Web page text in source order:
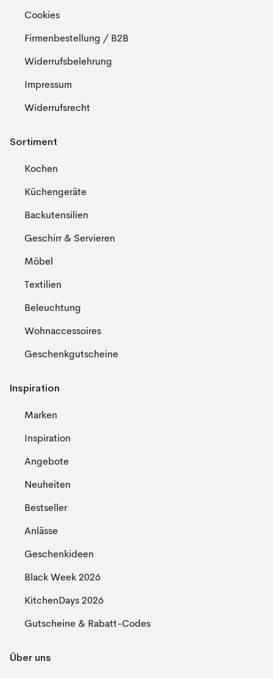
Cookies
Firmenbestellung / B2B
Widerrufsbelehrung
Impressum
Widerrufsrecht
Sortiment
Kochen
Küchengeräte
Backutensilien
Geschirr & Servieren
Möbel
Textilien
Beleuchtung
Wohnaccessoires
Geschenkgutscheine
Inspiration
Marken
Inspiration
Angebote
Neuheiten
Bestseller
Anlässe
Geschenkideen
Black Week 2026
KitchenDays 2026
Gutscheine & Rabatt-Codes
Über uns